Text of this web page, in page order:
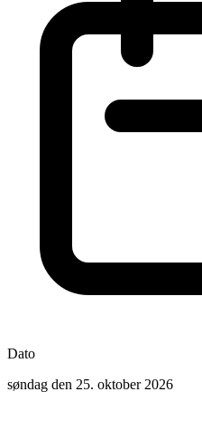
Dato
søndag den 25. oktober 2026